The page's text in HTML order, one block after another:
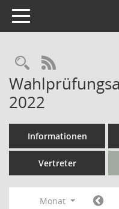
Toggle navigation
RSS-Feed
2022
Informationen
Vertreter
Monat